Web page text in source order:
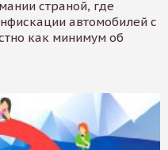
страной, где
автомобилей с
как минимум об